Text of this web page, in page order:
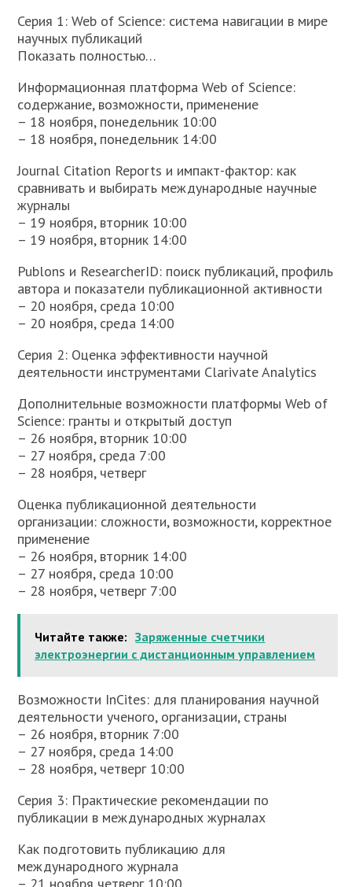
Серия 1: Web of Science: система навигации в мире
научных публикаций
Показать полностью…
Информационная платформа Web of Science:
содержание, возможности, применение
– 18 ноября, понедельник 10:00
– 18 ноября, понедельник 14:00
Journal Citation Reports и импакт-фактор: как
сравнивать и выбирать международные научные
журналы
– 19 ноября, вторник 10:00
– 19 ноября, вторник 14:00
Publons и ResearcherID: поиск публикаций, профиль
автора и показатели публикационной активности
– 20 ноября, среда 10:00
– 20 ноября, среда 14:00
Серия 2: Оценка эффективности научной
деятельности инструментами Clarivate Analytics
Дополнительные возможности платформы Web of
Science: гранты и открытый доступ
– 26 ноября, вторник 10:00
– 27 ноября, среда 7:00
– 28 ноября, четверг
Оценка публикационной деятельности
организации: сложности, возможности, корректное
применение
– 26 ноября, вторник 14:00
– 27 ноября, среда 10:00
– 28 ноября, четверг 7:00
Читайте также: Заряженные счетчики
электроэнергии с дистанционным управлением
Возможности InCites: для планирования научной
деятельности ученого, организации, страны
– 26 ноября, вторник 7:00
– 27 ноября, среда 14:00
– 28 ноября, четверг 10:00
Серия 3: Практические рекомендации по
публикации в международных журналах
Как подготовить публикацию для
международного журнала